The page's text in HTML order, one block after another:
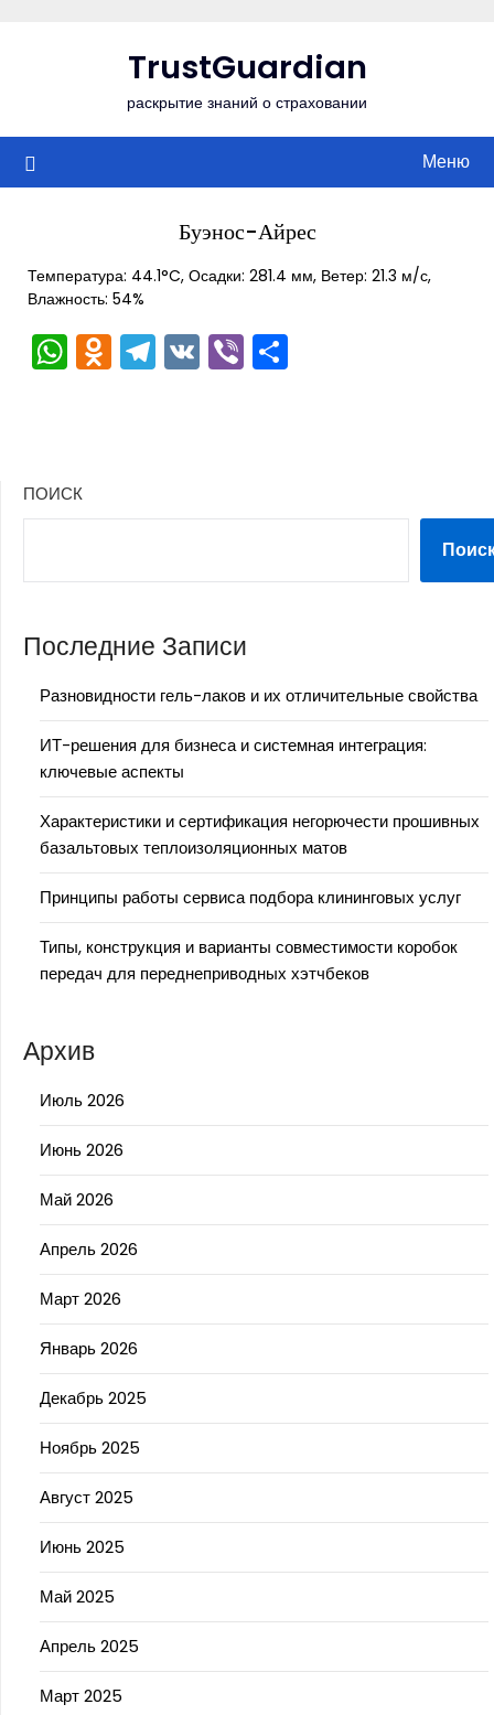
TrustGuardian
раскрытие знаний о страховании
Меню
Буэнос-Айрес
Температура: 44.1°C, Осадки: 281.4 мм, Ветер: 21.3 м/с,
Влажность: 54%
WhatsApp
Odnoklassniki
Telegram
VKViber
ПОИСК
Последние Записи
Разновидности гель-лаков и их отличительные свойства
ИТ-решения для бизнеса и системная интеграция:
ключевые аспекты
Характеристики и сертификация негорючести прошивных
базальтовых теплоизоляционных матов
Принципы работы сервиса подбора клининговых услуг
Типы, конструкция и варианты совместимости коробок
передач для переднеприводных хэтчбеков
Архив
Июль 2026
Июнь 2026
Май 2026
Апрель 2026
Март 2026
Январь 2026
Декабрь 2025
Ноябрь 2025
Август 2025
Июнь 2025
Май 2025
Апрель 2025
Март 2025